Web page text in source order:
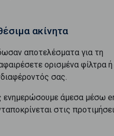
ακίνητα
αποτελέσματα για τη
ορισμένα φίλτρα ή
σας.
ενημερώσουμε άμεσα μέσω
στις